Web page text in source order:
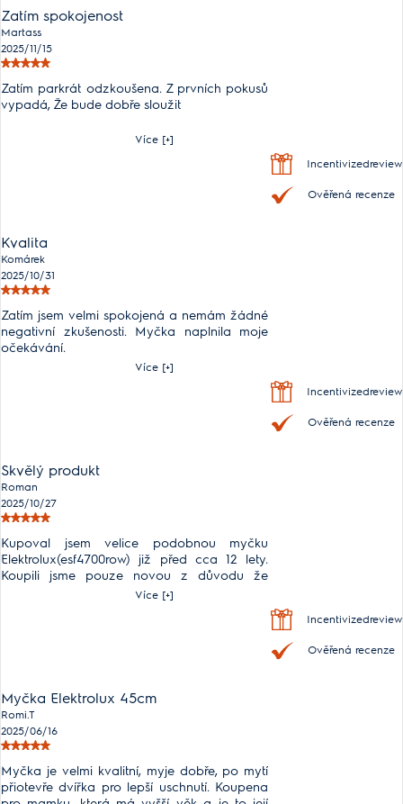
Zatím spokojenost
Martass
2025/11/15
Zatím parkrát odzkoušena. Z prvních pokusů
vypadá, Že bude dobře sloužit
Více [+]
Incentivizedreview
Ověřená recenze
Kvalita
Komárek
2025/10/31
Zatím jsem velmi spokojená a nemám žádné
negativní zkušenosti. Myčka naplnila moje
očekávání.
Více [+]
Incentivizedreview
Ověřená recenze
Skvělý produkt
Roman
2025/10/27
Kupoval jsem velice podobnou myčku
Elektrolux(esf4700row) již před cca 12 lety.
Koupili jsme pouze novou z důvodu že
odešlo těsnění dvířek(já bych opravil cena
věřím, že i bude dlouho zase sloužit.
Více [+]
Incentivizedreview
Ověřená recenze
Myčka Elektrolux 45cm
Romi.T
2025/06/16
Myčka je velmi kvalitní, myje dobře, po mytí
přiotevře dvířka pro lepší uschnutí. Koupena